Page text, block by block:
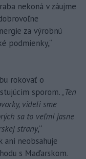
nekoná v záujme
za výrobnú
podmienky,“
rokovať o
sporom. „Ten
videli sme
sa to veľmi jasne
strany,“
ani neobsahuje
s Maďarskom.